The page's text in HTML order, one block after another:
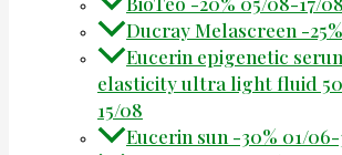
Ducray Melascreen -
Eucerin epigenetic
elasticity ultra light fluid
15/08
Eucerin sun -30% 01/06-